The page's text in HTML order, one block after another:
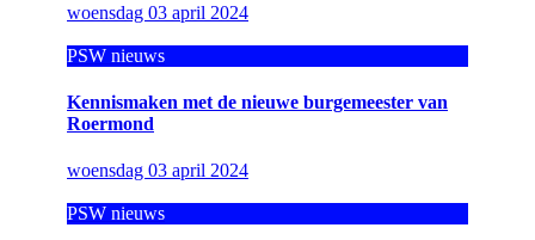
woensdag 03 april 2024
PSW nieuws
Kennismaken met de nieuwe burgemeester van
Roermond
woensdag 03 april 2024
PSW nieuws